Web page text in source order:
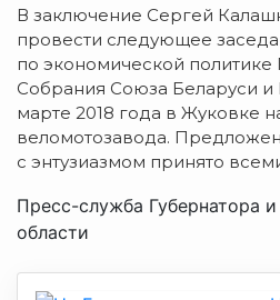
В заключение Сергей
провести следующее
по экономической политике
Собрания Союза Беларуси
марте 2018 года в Жуковке
веломотозавода.
с энтузиазмом принято
Пресс-служба Губернатора
области